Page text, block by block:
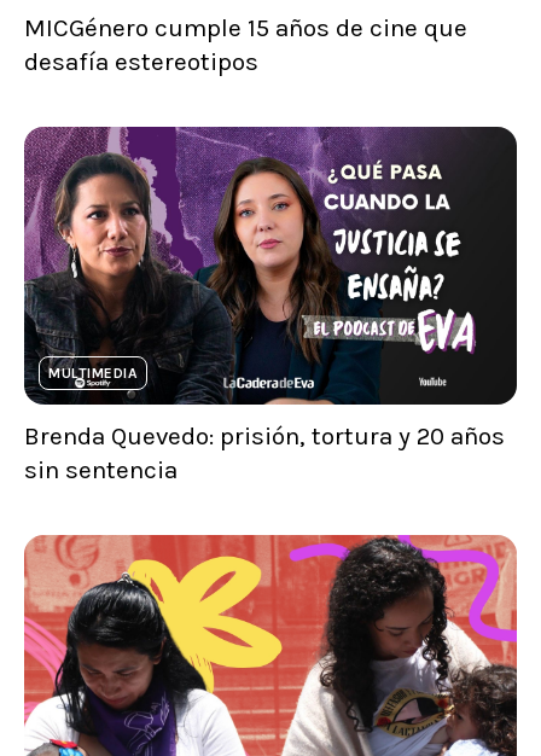
MICGénero cumple 15 años de cine que
desafía estereotipos
MULTIMEDIA
Brenda Quevedo: prisión, tortura y 20 años
sin sentencia